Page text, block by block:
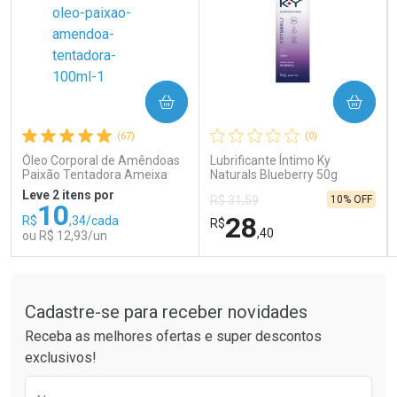
Comprar sem Desconto
Por R$ 41,99/cada
Comprar sem Desconto
Por R$ 41,99/cada
Comprar sem Desconto
Por R$ 189,99/cada
Comprar sem Desconto
Por R$ 189,99/cada
(67)
Óleo Corporal de Amêndoas
Paixão Tentadora Ameixa
Rubi 100ml
Leve 2 itens por
R$10,34/cada
ou R$ 12,93/un
COMPRAR
Laboratório
Por Menos
(0)
Lubrificante Íntimo Ky
Naturals Blueberry 50g
R$ 31,59
R$28,40
10% OFF
COMPRAR
Laboratório
Por Menos
Cadastre-se para receber novidades
Receba as melhores ofertas e super descontos
exclusivos!